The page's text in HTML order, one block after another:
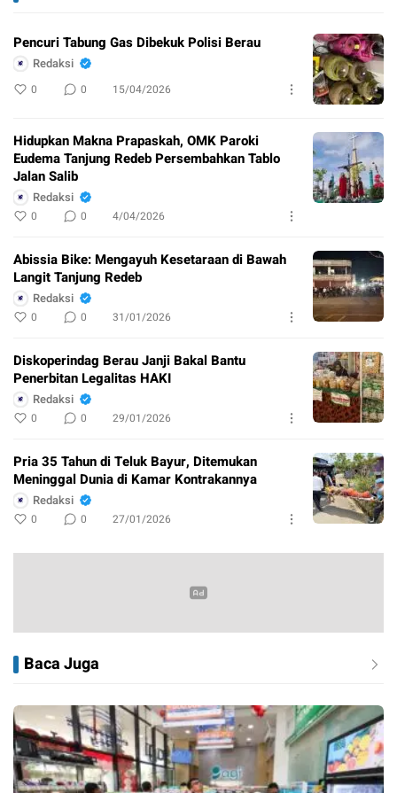
Pencuri Tabung Gas Dibekuk Polisi Berau
Redaksi
0 0 15/04/2026
Hidupkan Makna Prapaskah, OMK Paroki
Eudema Tanjung Redeb Persembahkan Tablo
Jalan Salib
Redaksi
0 0 4/04/2026
Abissia Bike: Mengayuh Kesetaraan di Bawah
Langit Tanjung Redeb
Redaksi
0 0 31/01/2026
Diskoperindag Berau Janji Bakal Bantu
Penerbitan Legalitas HAKI
Redaksi
0 0 29/01/2026
Pria 35 Tahun di Teluk Bayur, Ditemukan
Meninggal Dunia di Kamar Kontrakannya
Redaksi
0 0 27/01/2026
Baca Juga